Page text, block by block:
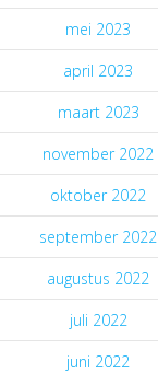
mei 2023
april 2023
maart 2023
november 2022
oktober 2022
september 2022
augustus 2022
juli 2022
juni 2022